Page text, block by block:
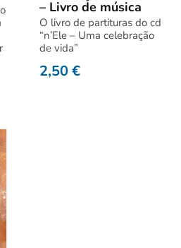
– Livro de música
O livro de partituras do cd
“n’Ele – Uma celebração
de vida”
2,50€